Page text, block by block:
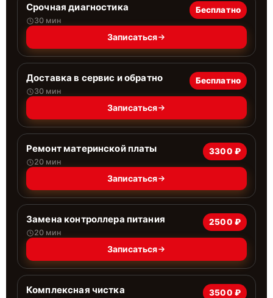
Срочная диагностика
30 мин
Бесплатно
Записаться
Доставка в сервис и обратно
30 мин
Бесплатно
Записаться
Ремонт материнской платы
20 мин
3300 ₽
Записаться
Замена контроллера питания
20 мин
2500 ₽
Записаться
Комплексная чистка 3500 ₽